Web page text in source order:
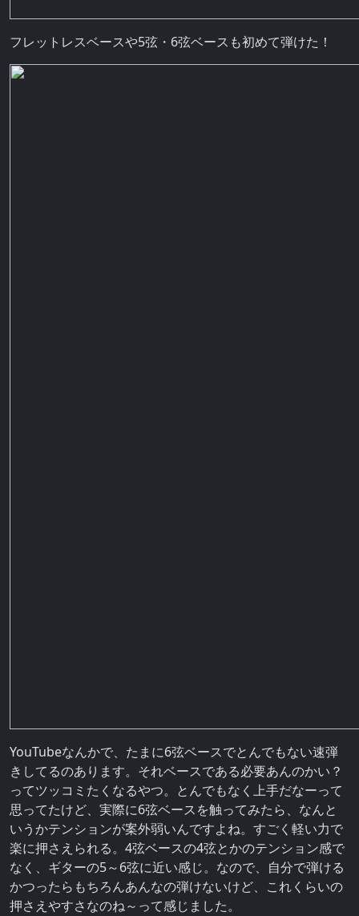
フレットレスベースや5弦・6弦ベースも初めて弾けた！
YouTubeなんかで、たまに6弦ベースでとんでもない速弾
きしてるのあります。それベースである必要あんのかい？
ってツッコミたくなるやつ。とんでもなく上手だなーって
思ってたけど、実際に6弦ベースを触ってみたら、なんと
いうかテンションが案外弱いんですよね。すごく軽い力で
楽に押さえられる。4弦ベースの4弦とかのテンション感で
なく、ギターの5～6弦に近い感じ。なので、自分で弾ける
かつったらもちろんあんなの弾けないけど、これくらいの
押さえやすさなのね～って感じました。